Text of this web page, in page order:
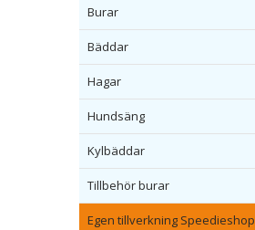
Burar
Bäddar
Hagar
Hundsäng
Kylbäddar
Tillbehör burar
Egen tillverkning Speedieshop